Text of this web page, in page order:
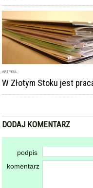
ARTYKUŁ
W Złotym Stoku jest
DODAJ KOMENTARZ
podpis
komentarz